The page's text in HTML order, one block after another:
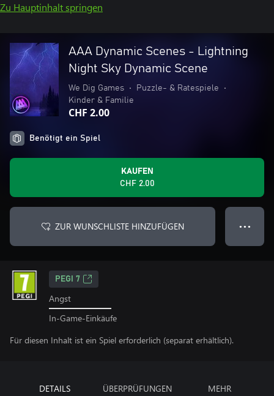
Zu Hauptinhalt springen
AAA Dynamic Scenes - Lightning
Night Sky Dynamic Scene
We Dig Games • Puzzle- & Ratespiele
•
Kinder & Familie
CHF 2.00
Benötigt ein Spiel
KAUFEN
CHF 2.00
ZUR WUNSCHLISTE HINZUFÜGEN ● ● ●
PEGI 7
Angst
In-Game-Einkäufe
Für diesen Inhalt ist ein Spiel erforderlich (separat erhältlich).
DETAILS ÜBERPRÜFUNGEN MEHR